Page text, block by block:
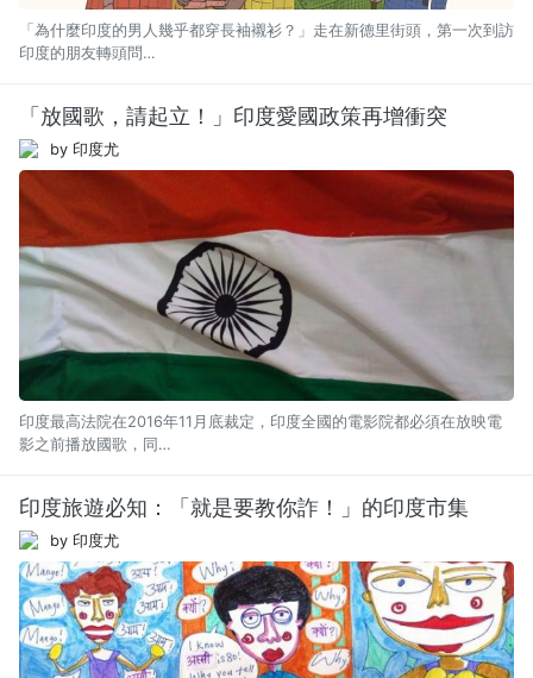
「為什麼印度的男人幾乎都穿長袖襯衫？」走在新德里街頭，第一次到訪
印度的朋友轉頭問…
「放國歌，請起立！」印度愛國政策再增衝突
by 印度尤
印度最高法院在2016年11月底裁定，印度全國的電影院都必須在放映電
影之前播放國歌，同…
印度旅遊必知：「就是要教你詐！」的印度市集
by 印度尤